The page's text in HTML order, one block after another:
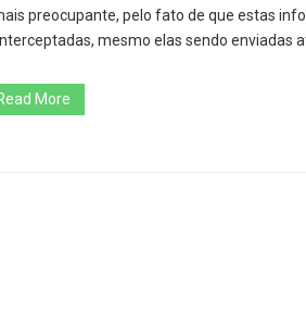
preocupante, pelo fato de que estas
mesmo elas sendo enviadas
More